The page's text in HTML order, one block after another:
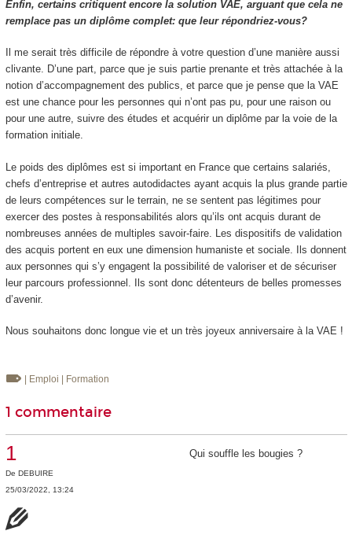
Enfin, certains critiquent encore la solution VAE, arguant que cela ne
remplace pas un diplôme complet: que leur répondriez-vous?
Il me serait très difficile de répondre à votre question d’une manière aussi
clivante. D’une part, parce que je suis partie prenante et très attachée à la
notion d’accompagnement des publics, et parce que je pense que la VAE
est une chance pour les personnes qui n’ont pas pu, pour une raison ou
pour une autre, suivre des études et acquérir un diplôme par la voie de la
formation initiale.
Le poids des diplômes est si important en France que certains salariés,
chefs d’entreprise et autres autodidactes ayant acquis la plus grande partie
de leurs compétences sur le terrain, ne se sentent pas légitimes pour
exercer des postes à responsabilités alors qu’ils ont acquis durant de
nombreuses années de multiples savoir-faire. Les dispositifs de validation
des acquis portent en eux une dimension humaniste et sociale. Ils donnent
aux personnes qui s’y engagent la possibilité de valoriser et de sécuriser
leur parcours professionnel. Ils sont donc détenteurs de belles promesses
d’avenir.
Nous souhaitons donc longue vie et un très joyeux anniversaire à la VAE !
| Emploi | Formation
1 commentaire
1
De DEBUIRE
25/03/2022, 13:24
Qui souffle les bougies ?